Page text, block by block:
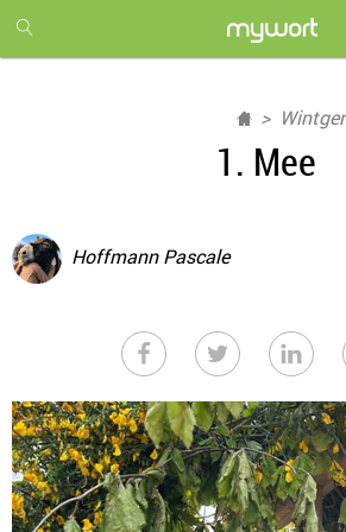
month
free
Wintger
1. Mee
Hoffmann Pascale